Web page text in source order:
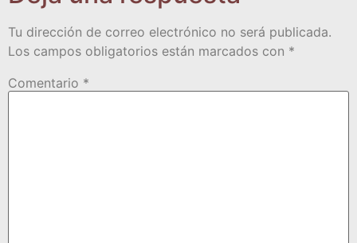
Tu dirección de correo electrónico no será publicada.
Los campos obligatorios están marcados con *
Comentario *